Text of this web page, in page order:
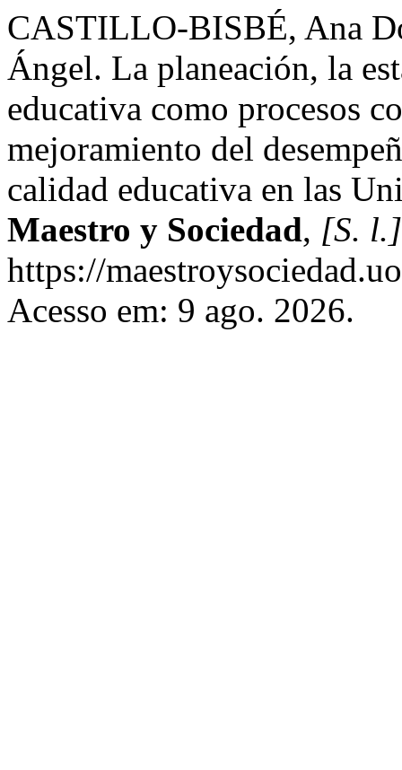
CASTILLO-BISBÉ, Ana
Ángel. La planeación, la
educativa como procesos
mejoramiento del
calidad educativa en las
Maestro y Sociedad, [S. l.]
https://
Acesso em: 9 ago. 2026.